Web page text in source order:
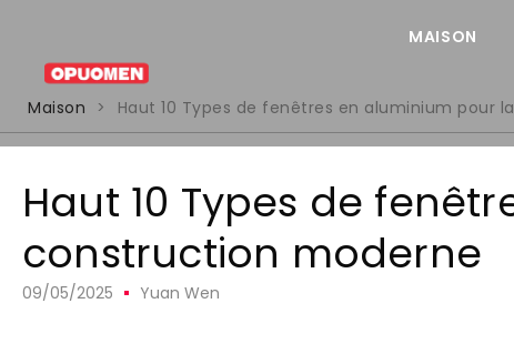
MAISON
Maison
> Haut 10 Types de fenêtres en aluminium pour
Haut 10 Types de
construction moderne
09/05/2025 Yuan Wen